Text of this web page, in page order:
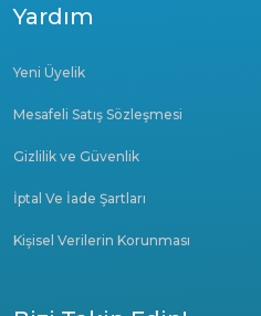
Yardım
Yeni Üyelik
Mesafeli Satış Sözleşmesi
Gizlilik ve Güvenlik
İptal Ve İade Şartları
Kişisel Verilerin Korunması